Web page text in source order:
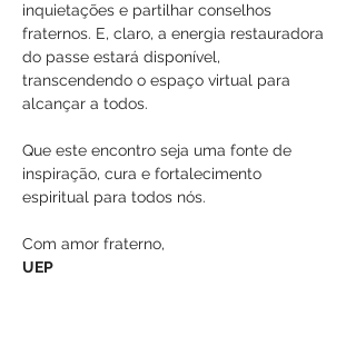
inquietações e partilhar conselhos
fraternos. E, claro, a energia restauradora
do passe estará disponível,
transcendendo o espaço virtual para
alcançar a todos.
Que este encontro seja uma fonte de
inspiração, cura e fortalecimento
espiritual para todos nós.
Com amor fraterno,
UEP